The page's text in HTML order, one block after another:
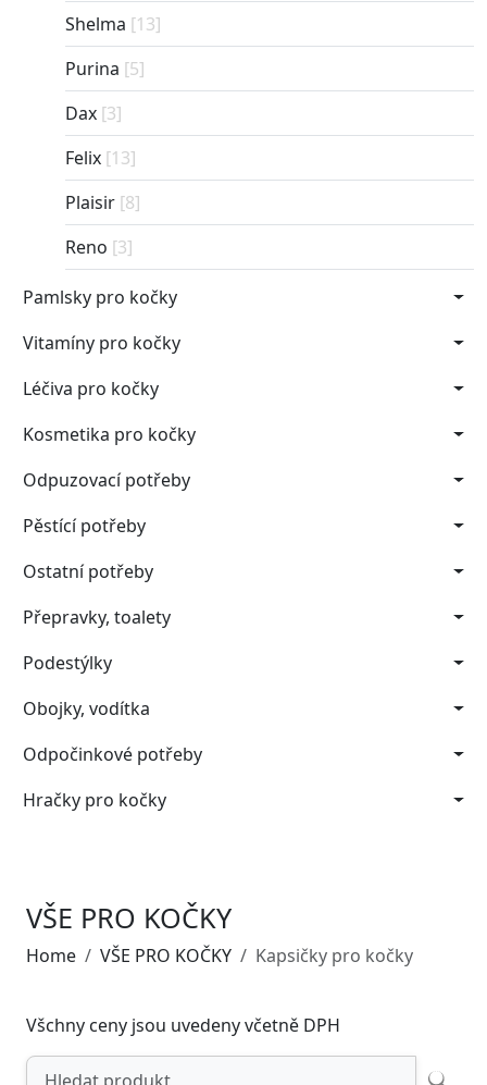
Shelma [13]
Purina [5]
Dax [3]
Felix [13]
Plaisir [8]
Reno [3]
Pamlsky pro kočky
Vitamíny pro kočky
Léčiva pro kočky
Kosmetika pro kočky
Odpuzovací potřeby
Pěstící potřeby
Ostatní potřeby
Přepravky, toalety
Podestýlky
Obojky, vodítka
Odpočinkové potřeby
Hračky pro kočky
VŠE PRO KOČKY
Home VŠE PRO KOČKY Kapsičky pro kočky
Všchny ceny jsou uvedeny včetně DPH